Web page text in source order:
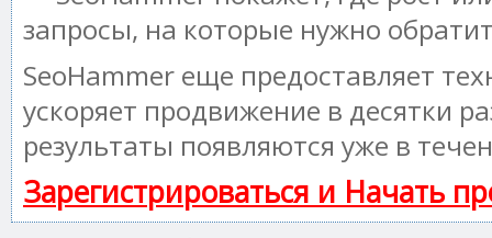
запросы, на которые нужно
SeoHammer еще предоставляет
ускоряет продвижение в десятки
результаты появляются уже в
Зарегистрироваться и Начать